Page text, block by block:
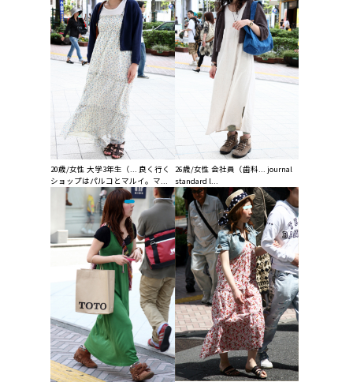
20歳/女性 大学3年生（... 良く行く
ショップはパルコとマルイ。マ...
26歳/女性 会社員（歯科... journal
standard l...